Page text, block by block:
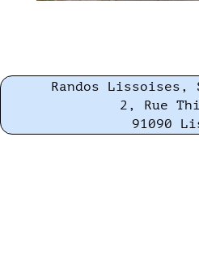
Randos
2, Rue
91090